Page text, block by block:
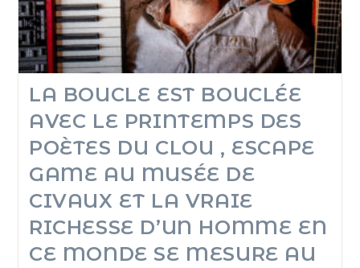
LA BOUCLE EST BOUCLÉE
AVEC LE PRINTEMPS DES
POÈTES DU CLOU , ESCAPE
GAME AU MUSÉE DE
CIVAUX ET LA VRAIE
RICHESSE D’UN HOMME EN
CE MONDE SE MESURE AU